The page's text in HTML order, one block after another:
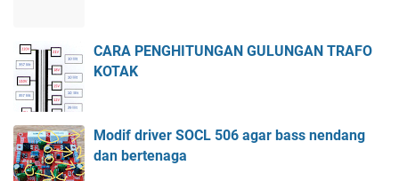
CARA PENGHITUNGAN GULUNGAN TRAFO
KOTAK
Modif driver SOCL 506 agar bass nendang
dan bertenaga